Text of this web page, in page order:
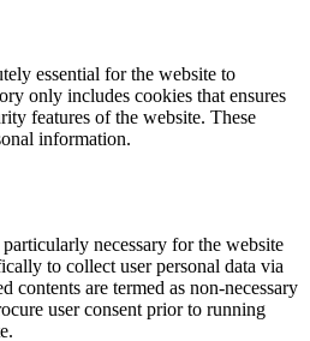
essential for the website to
only includes cookies that ensures
features of the website. These
information.
necessary for the website
to collect user personal data via
contents are termed as non-necessary
user consent prior to running